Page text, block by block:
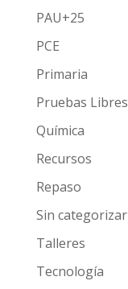
PAU+25
PCE
Primaria
Pruebas Libres
Química
Recursos
Repaso
Sin categorizar
Talleres
Tecnología